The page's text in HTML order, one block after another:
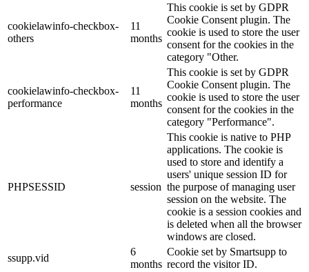
cookielawinfo-checkbox-
others
11
months
This cookie is set by GDPR
Cookie Consent plugin. The
cookie is used to store the user
consent for the cookies in the
category "Other.
cookielawinfo-checkbox-
performance
11
months
This cookie is set by GDPR
Cookie Consent plugin. The
cookie is used to store the user
consent for the cookies in the
category "Performance".
PHPSESSID session
This cookie is native to PHP
applications. The cookie is
used to store and identify a
users' unique session ID for
the purpose of managing user
session on the website. The
cookie is a session cookies and
is deleted when all the browser
windows are closed.
ssupp.vid
6
months
Cookie set by Smartsupp to
record the visitor ID.